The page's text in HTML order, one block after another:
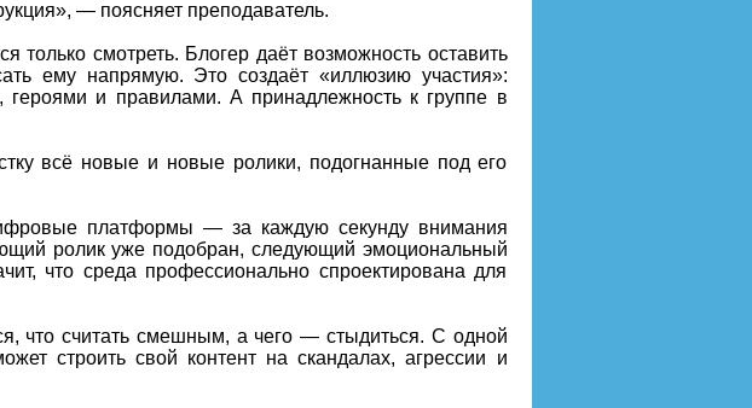
— поясняет преподаватель.
только смотреть. Блогер даёт возможность оставить
ему напрямую. Это создаёт «иллюзию участия»:
героями и правилами. А принадлежность к группе в
всё новые и новые ролики, подогнанные под его
платформы — за каждую секунду внимания
ролик уже подобран, следующий эмоциональный
что среда профессионально спроектирована для
что считать смешным, а чего — стыдиться. С одной
строить свой контент на скандалах, агрессии и